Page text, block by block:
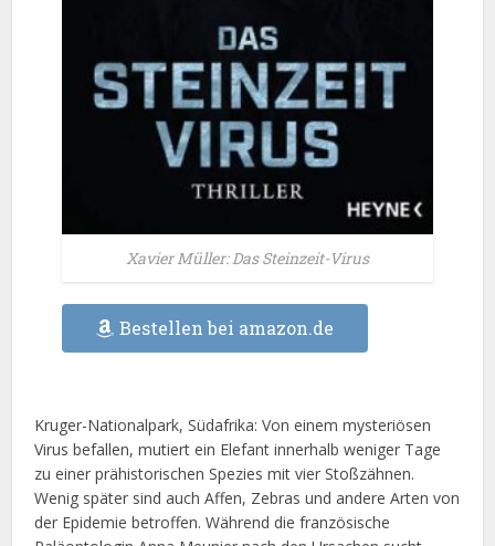
Xavier Müller: Das Steinzeit-Virus
Bestellen bei amazon.de
Kruger-Nationalpark, Südafrika: Von einem mysteriösen
Virus befallen, mutiert ein Elefant innerhalb weniger Tage
zu einer prähistorischen Spezies mit vier Stoßzähnen.
Wenig später sind auch Affen, Zebras und andere Arten von
der Epidemie betroffen. Während die französische